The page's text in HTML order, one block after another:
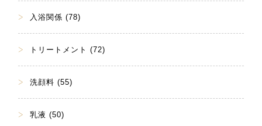
入浴関係 (78)
トリートメント (72)
洗顔料 (55)
乳液 (50)